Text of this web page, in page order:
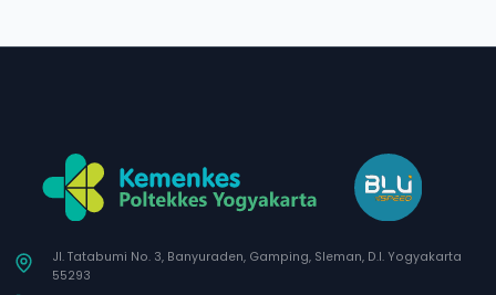
Jl. Tatabumi No. 3, Banyuraden, Gamping, Sleman, D.I. Yogyakarta
55293